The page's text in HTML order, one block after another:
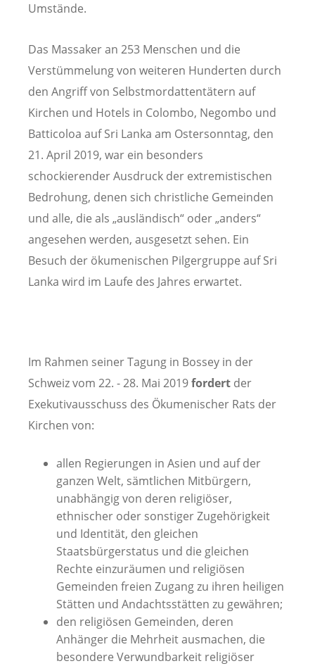
Umstände.
Das Massaker an 253 Menschen und die
Verstümmelung von weiteren Hunderten durch
den Angriff von Selbstmordattentätern auf
Kirchen und Hotels in Colombo, Negombo und
Batticoloa auf Sri Lanka am Ostersonntag, den
21. April 2019, war ein besonders
schockierender Ausdruck der extremistischen
Bedrohung, denen sich christliche Gemeinden
und alle, die als „ausländisch“ oder „anders“
angesehen werden, ausgesetzt sehen. Ein
Besuch der ökumenischen Pilgergruppe auf Sri
Lanka wird im Laufe des Jahres erwartet.
Im Rahmen seiner Tagung in Bossey in der
Schweiz vom 22. - 28. Mai 2019fordert der
Exekutivausschuss des Ökumenischer Rats der
Kirchen von:
allen Regierungen in Asien und auf der
ganzen Welt, sämtlichen Mitbürgern,
unabhängig von deren religiöser,
ethnischer oder sonstiger Zugehörigkeit
und Identität, den gleichen
Staatsbürgerstatus und die gleichen
Rechte einzuräumen und religiösen
Gemeinden freien Zugang zu ihren heiligen
Stätten und Andachtsstätten zu gewähren;
den religiösen Gemeinden, deren
Anhänger die Mehrheit ausmachen, die
besondere Verwundbarkeit religiöser